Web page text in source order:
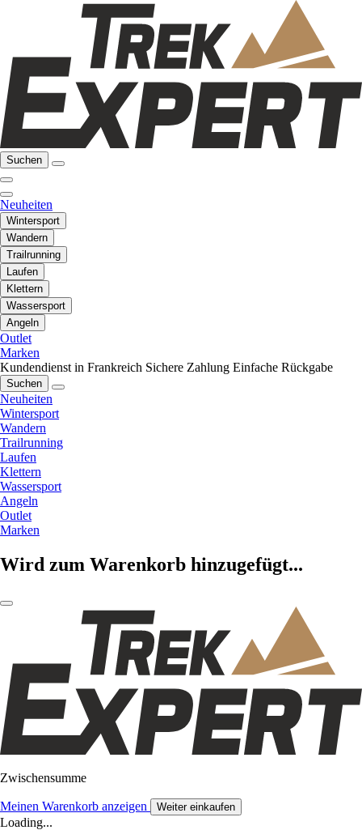
Suchen
Neuheiten
Wintersport
Wandern
Trailrunning
Laufen
Klettern
Wassersport
Angeln
Outlet
Marken
Kundendienst in Frankreich Sichere Zahlung Einfache Rückgabe
Suchen
Neuheiten
Wintersport
Wandern
Trailrunning
Laufen
Klettern
Wassersport
Angeln
Outlet
Marken
Wird zum Warenkorb hinzugefügt...
Zwischensumme
Meinen Warenkorb anzeigen Weiter einkaufen
Loading...